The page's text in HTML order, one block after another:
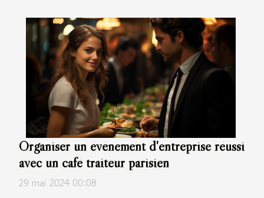
Organiser un événement d'entreprise réussi
avec un café traiteur parisien
29 mai 2024 00:08